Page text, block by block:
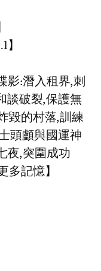
影:潛入租界,刺
談破裂,保護無
毀的村落,訓練
頭顱與國運神
夜,突圍成功
多記憶】